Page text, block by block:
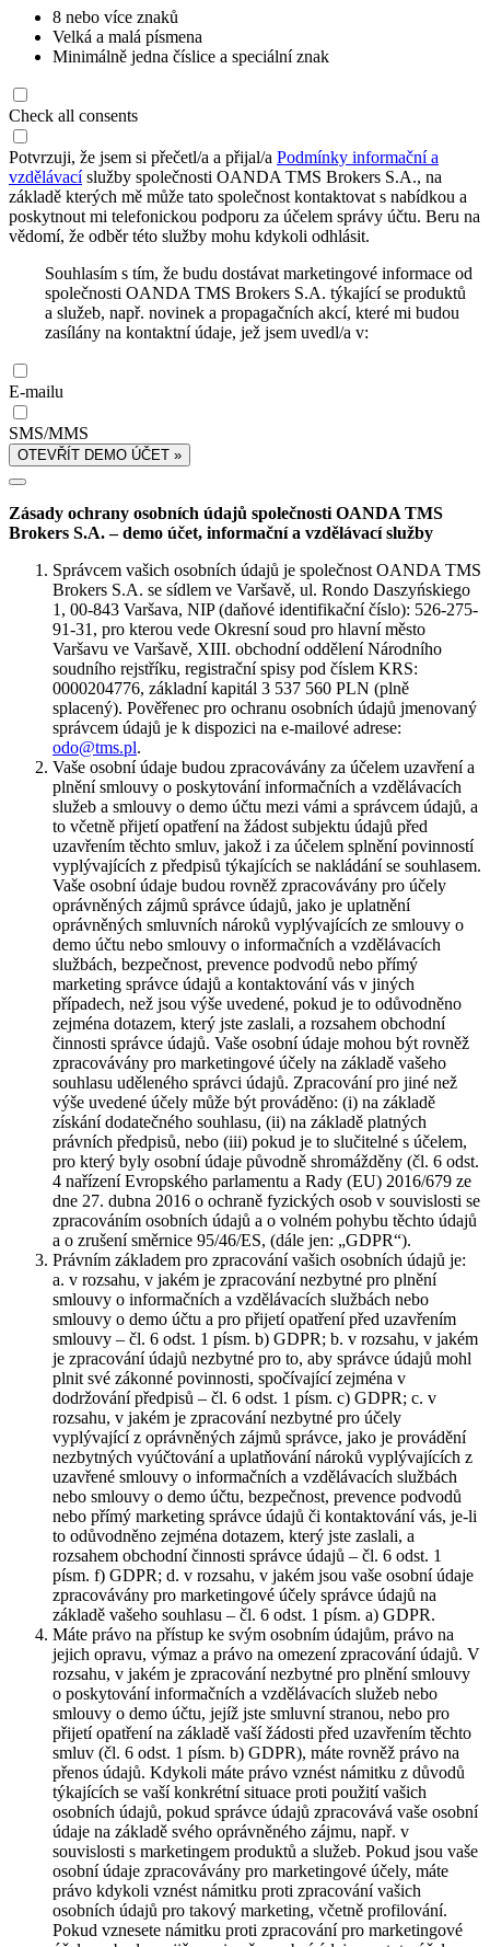
8 nebo více znaků
Velká a malá písmena
Minimálně jedna číslice a speciální znak
Check all consents
Potvrzuji, že jsem si přečetl/a a přijal/a Podmínky informační a
vzdělávacíslužby společnosti OANDA TMS Brokers S.A., na
základě kterých mě může tato společnost kontaktovat s nabídkou a
poskytnout mi telefonickou podporu za účelem správy účtu. Beru na
vědomí, že odběr této služby mohu kdykoli odhlásit.
Souhlasím s tím, že budu dostávat marketingové informace od
společnosti OANDA TMS Brokers S.A. týkající se produktů
a služeb, např. novinek a propagačních akcí, které mi budou
zasílány na kontaktní údaje, jež jsem uvedl/a v:
E-mailu
SMS/MMS
OTEVŘÍT DEMO ÚČET »
Zásady ochrany osobních údajů společnosti OANDA TMS
Brokers S.A. – demo účet, informační a vzdělávací služby
Správcem vašich osobních údajů je společnost OANDA TMS
Brokers S.A. se sídlem ve Varšavě, ul. Rondo Daszyńskiego
1, 00-843 Varšava, NIP (daňové identifikační číslo): 526-275-
91-31, pro kterou vede Okresní soud pro hlavní město
Varšavu ve Varšavě, XIII. obchodní oddělení Národního
soudního rejstříku, registrační spisy pod číslem KRS:
0000204776, základní kapitál 3 537 560 PLN (plně
splacený). Pověřenec pro ochranu osobních údajů jmenovaný
správcem údajů je k dispozici na e-mailové adrese:
odo@tms.pl.
Vaše osobní údaje budou zpracovávány za účelem uzavření a
plnění smlouvy o poskytování informačních a vzdělávacích
služeb a smlouvy o demo účtu mezi vámi a správcem údajů, a
to včetně přijetí opatření na žádost subjektu údajů před
uzavřením těchto smluv, jakož i za účelem splnění povinností
vyplývajících z předpisů týkajících se nakládání se souhlasem.
Vaše osobní údaje budou rovněž zpracovávány pro účely
oprávněných zájmů správce údajů, jako je uplatnění
oprávněných smluvních nároků vyplývajících ze smlouvy o
demo účtu nebo smlouvy o informačních a vzdělávacích
službách, bezpečnost, prevence podvodů nebo přímý
marketing správce údajů a kontaktování vás v jiných
případech, než jsou výše uvedené, pokud je to odůvodněno
zejména dotazem, který jste zaslali, a rozsahem obchodní
činnosti správce údajů. Vaše osobní údaje mohou být rovněž
zpracovávány pro marketingové účely na základě vašeho
souhlasu uděleného správci údajů. Zpracování pro jiné než
výše uvedené účely může být prováděno: (i) na základě
získání dodatečného souhlasu, (ii) na základě platných
právních předpisů, nebo (iii) pokud je to slučitelné s účelem,
pro který byly osobní údaje původně shromážděny (čl. 6 odst.
4 nařízení Evropského parlamentu a Rady (EU) 2016/679 ze
dne 27. dubna 2016 o ochraně fyzických osob v souvislosti se
zpracováním osobních údajů a o volném pohybu těchto údajů
a o zrušení směrnice 95/46/ES, (dále jen: „GDPR“).
Právním základem pro zpracování vašich osobních údajů je:
a. v rozsahu, v jakém je zpracování nezbytné pro plnění
smlouvy o informačních a vzdělávacích službách nebo
smlouvy o demo účtu a pro přijetí opatření před uzavřením
smlouvy – čl. 6 odst. 1 písm. b) GDPR; b. v rozsahu, v jakém
je zpracování údajů nezbytné pro to, aby správce údajů mohl
plnit své zákonné povinnosti, spočívající zejména v
dodržování předpisů – čl. 6 odst. 1 písm. c) GDPR; c. v
rozsahu, v jakém je zpracování nezbytné pro účely
vyplývající z oprávněných zájmů správce, jako je provádění
nezbytných vyúčtování a uplatňování nároků vyplývajících z
uzavřené smlouvy o informačních a vzdělávacích službách
nebo smlouvy o demo účtu, bezpečnost, prevence podvodů
nebo přímý marketing správce údajů či kontaktování vás, je-li
to odůvodněno zejména dotazem, který jste zaslali, a
rozsahem obchodní činnosti správce údajů – čl. 6 odst. 1
písm. f) GDPR; d. v rozsahu, v jakém jsou vaše osobní údaje
zpracovávány pro marketingové účely správce údajů na
základě vašeho souhlasu – čl. 6 odst. 1 písm. a) GDPR.
Máte právo na přístup ke svým osobním údajům, právo na
jejich opravu, výmaz a právo na omezení zpracování údajů. V
rozsahu, v jakém je zpracování nezbytné pro plnění smlouvy
o poskytování informačních a vzdělávacích služeb nebo
smlouvy o demo účtu, jejíž jste smluvní stranou, nebo pro
přijetí opatření na základě vaší žádosti před uzavřením těchto
smluv (čl. 6 odst. 1 písm. b) GDPR), máte rovněž právo na
přenos údajů. Kdykoli máte právo vznést námitku z důvodů
týkajících se vaší konkrétní situace proti použití vašich
osobních údajů, pokud správce údajů zpracovává vaše osobní
údaje na základě svého oprávněného zájmu, např. v
souvislosti s marketingem produktů a služeb. Pokud jsou vaše
osobní údaje zpracovávány pro marketingové účely, máte
právo kdykoli vznést námitku proti zpracování vašich
osobních údajů pro takový marketing, včetně profilování.
Pokud vznesete námitku proti zpracování pro marketingové